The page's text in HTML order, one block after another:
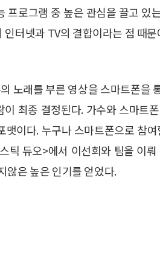
프로그램 중 높은 관심을 끌고 있
터넷과 TV의 결합이라는 점 때
노래를 부른 영상을 스마트폰을
최종 결정된다. 가수와 스마트
이다. 누구나 스마트폰으로 참
틱 듀오>에서 이선희와 팀을 이
않은 높은 인기를 얻었다.